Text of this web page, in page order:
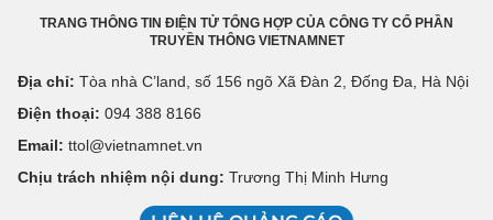
TRANG THÔNG TIN ĐIỆN TỬ TỔNG HỢP CỦA CÔNG TY CỔ PHẦN
TRUYỀN THÔNG VIETNAMNET
Địa chỉ: Tòa nhà C’land, số 156 ngõ Xã Đàn 2, Đống Đa, Hà Nội
Điện thoại: 094 388 8166
Email: ttol@vietnamnet.vn
Chịu trách nhiệm nội dung: Trương Thị Minh Hưng